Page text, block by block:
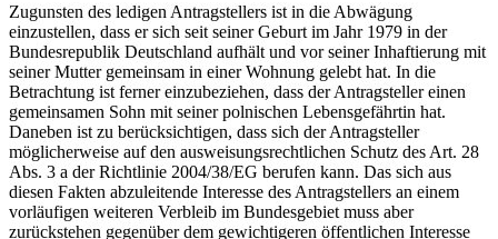
Zugunsten des ledigen Antragstellers ist in die Abwägung
einzustellen, dass er sich seit seiner Geburt im Jahr 1979 in der
Bundesrepublik Deutschland aufhält und vor seiner Inhaftierung mit
seiner Mutter gemeinsam in einer Wohnung gelebt hat. In die
Betrachtung ist ferner einzubeziehen, dass der Antragsteller einen
gemeinsamen Sohn mit seiner polnischen Lebensgefährtin hat.
Daneben ist zu berücksichtigen, dass sich der Antragsteller
möglicherweise auf den ausweisungsrechtlichen Schutz des Art. 28
Abs. 3 a der Richtlinie 2004/38/EG berufen kann. Das sich aus
diesen Fakten abzuleitende Interesse des Antragstellers an einem
vorläufigen weiteren Verbleib im Bundesgebiet muss aber
zurückstehen gegenüber dem gewichtigeren öffentlichen Interesse